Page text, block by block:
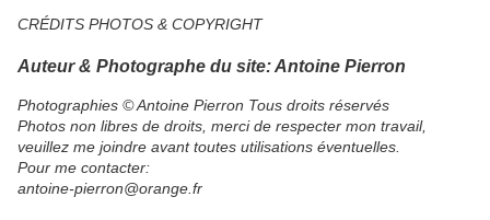
CRÉDITS PHOTOS & COPYRIGHT
Auteur & Photographe du site: Antoine Pierron
Photographies © Antoine Pierron Tous droits réservés
Photos non libres de droits, merci de respecter mon travail,
veuillez me joindre avant toutes utilisations éventuelles.​
Pour me contacter:
antoine-pierron@orange.fr